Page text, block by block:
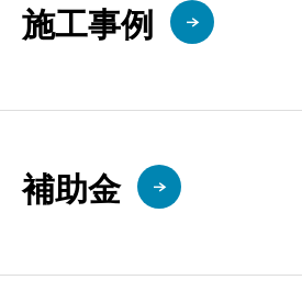
施工事例
補助金